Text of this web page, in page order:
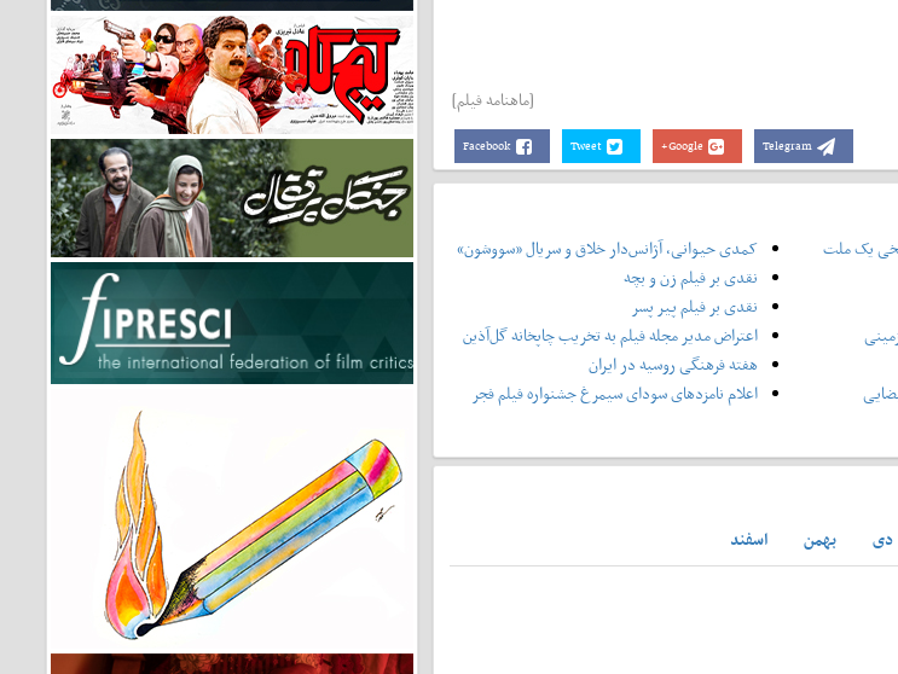
[ماهنامه فیلم]
Facebook Tweet Google+ Telegram
یک ملت
کمدی حیوانی، آژانس‌دار خلاق و سریال «سووشون»
نقدی بر فیلم زن و بچه
نقدی بر فیلم پیر پسر
اعتراض مدیر مجله فیلم به تخریب چاپخانه گل‌آذین
هفته فرهنگی روسیه در ایران
اعلام نامزدهای سودای سیمرغ جشنواره فیلم فجر
دی بهمن
اسفند